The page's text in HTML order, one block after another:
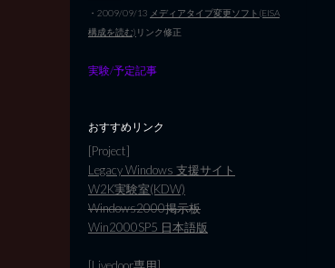
・2009/09/13 メディアタイプ変更ソフト(EISA
構成を読む) リンク修正
実験/予定記事
おすすめリンク
[Project]
Legacy Windows 支援サイト
W2K実験室(KDW)
Windows2000掲示板
Win2000SP5 日本語版